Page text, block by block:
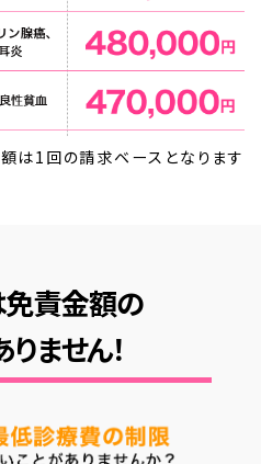
は1回の請求ベースとなります
責金額の
ません！